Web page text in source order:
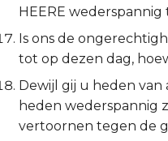
HEERE wederspannig
Is ons de
tot op dezen dag,
Dewijl gij u heden van
heden wederspannig
vertoornen tegen de